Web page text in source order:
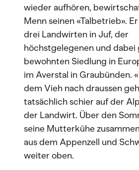
wieder aufhören,
Menn seinen «Talbetrieb».
drei Landwirten in Juf, der
höchstgelegenen und dabei
bewohnten Siedlung in
im Averstal in Graubünden.
dem Vieh nach draussen
tatsächlich schier auf der
der Landwirt. Über den
seine Mutterkühe
aus dem Appenzell und
weiter oben.